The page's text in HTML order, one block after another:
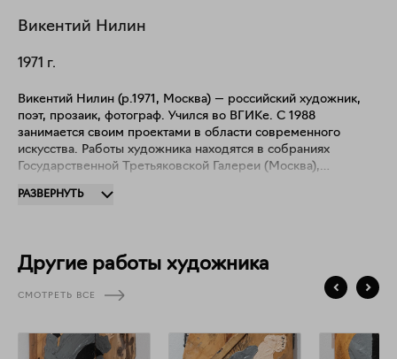
Викентий Нилин
1971 г.
Викентий Нилин (р.1971, Москва) — российский художник,
поэт, прозаик, фотограф. Учился во ВГИКе. С 1988
занимается своим проектами в области современного
искусства. Работы художника находятся в собраниях
Государственной Третьяковской Галереи (Москва),
современного искусства (Москва), коллекции Чарльза
РАЗВЕРНУТЬ
Другие работы художника
СМОТРЕТЬ ВСЕ